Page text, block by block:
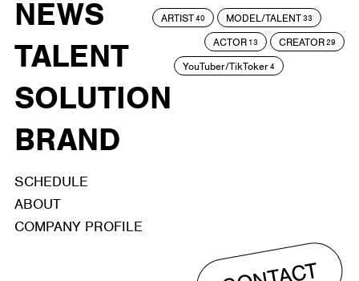
NEWS
TALENT
SOLUTION
BRAND
ARTIST40 MODEL/TALENT33
ACTOR 13 CREATOR29
YouTuber/TikToker4
SCHEDULE
ABOUT
COMPANY PROFILE